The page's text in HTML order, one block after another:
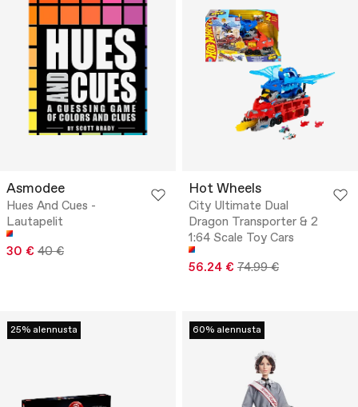
Asmodee
Hues And Cues -
Lautapelit
30 € 40 €
Hot Wheels
City Ultimate Dual
Dragon Transporter & 2
1:64 Scale Toy Cars
56.24 € 74.99 €
25% alennusta 60% alennusta